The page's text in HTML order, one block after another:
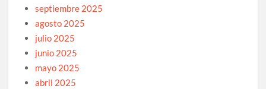
septiembre 2025
agosto 2025
julio 2025
junio 2025
mayo 2025
abril 2025